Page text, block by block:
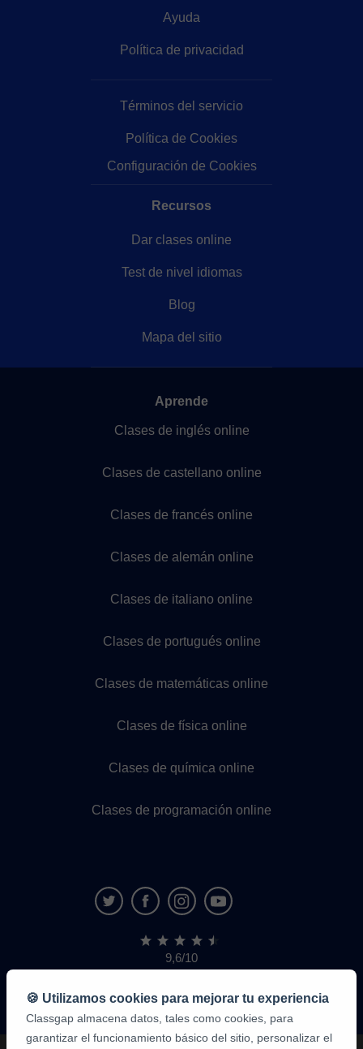
Ayuda
Política de privacidad
Términos del servicio
Política de Cookies
Configuración de Cookies
Recursos
Dar clases online
Test de nivel idiomas
Blog
Mapa del sitio
Aprende
Clases de inglés online
Clases de castellano online
Clases de francés online
Clases de alemán online
Clases de italiano online
Clases de portugués online
Clases de matemáticas online
Clases de física online
Clases de química online
Clases de programación online
9,6/10
1.339.284
de
alumnos
🍪 Utilizamos cookies para mejorar tu experiencia
Classgap almacena datos, tales como cookies, para
garantizar el funcionamiento básico del sitio, personalizar el